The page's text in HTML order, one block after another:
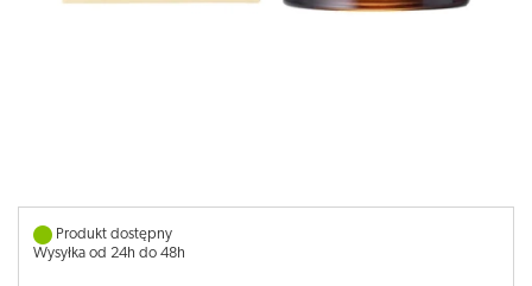
Produkt dostępny
Wysyłka od 24h do 48h